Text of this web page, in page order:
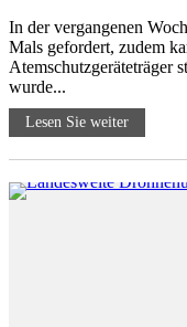
In der vergangenen
Mals gefordert, zudem
Atemschutzgeräteträger
wurde...
Lesen Sie weiter